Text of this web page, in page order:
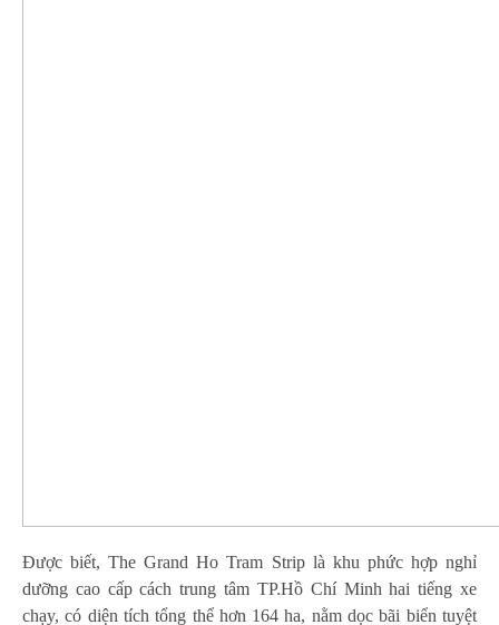
Được biết, The Grand Ho Tram Strip là khu phức hợp nghỉ
dưỡng cao cấp cách trung tâm TP.Hồ Chí Minh hai tiếng xe
chạy, có diện tích tổng thể hơn 164 ha, nằm dọc bãi biển tuyệt